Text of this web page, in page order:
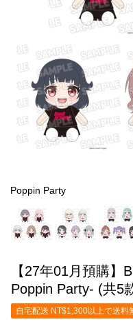
Poppin Party
【27年01月預購
Poppin Party- (共5
自宅配送 NT$1,300以上で送料